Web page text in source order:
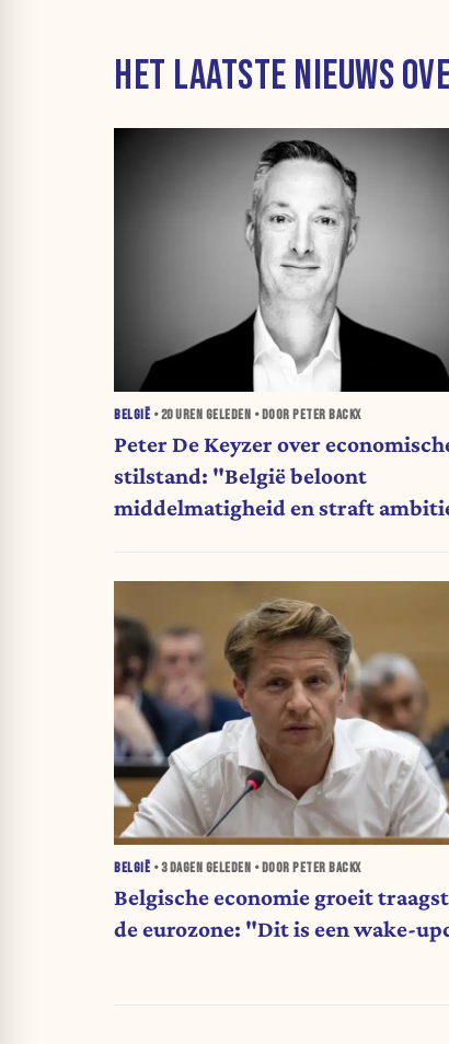
HET LAATSTE NIEUWS
BELGIË •20 UREN GELEDEN • DOOR PETER BACKX
Peter De Keyzer over
stilstand: "België beloont
middelmatigheid en straft
BELGIË •3 DAGEN GELEDEN • DOOR PETER BACKX
Belgische economie groeit
de eurozone: "Dit is een wake-